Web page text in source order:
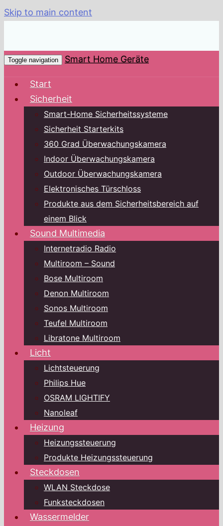
Skip to main content
Toggle navigation Smart Home Geräte
Start
Sicherheit
Smart-Home Sicherheitssysteme
Sicherheit Starterkits
360 Grad Überwachungskamera
Indoor Überwachungskamera
Outdoor Überwachungskamera
Elektronisches Türschloss
Produkte aus dem Sicherheitsbereich auf
einem Blick
Sound Multimedia
Internetradio Radio
Multiroom – Sound
Bose Multiroom
Denon Multiroom
Sonos Multiroom
Teufel Multiroom
Libratone Multiroom
Licht
Lichtsteuerung
Philips Hue
OSRAM LIGHTIFY
Nanoleaf
Heizung
Heizungssteuerung
Produkte Heizungssteuerung
Steckdosen
WLAN Steckdose
Funksteckdosen
Wassermelder